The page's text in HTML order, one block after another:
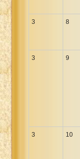
3 8
3 9
3 10